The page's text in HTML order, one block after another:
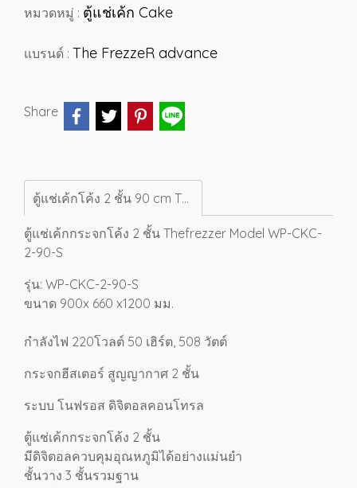
หมวดหมู่ : ตู้แช่เค้ก Cake
แบรนด์ : The FrezzeR advance
Share
ตู้แช่เค้กโค้ง 2 ชั้น 90 cm Thefrezzer Model WP-CKC-2-90-ฆ
ตู้แช่เค้กกระจกโค้ง 2 ชั้น Thefrezzer Model WP-CKC-
2-90-S
รุ่น: WP-CKC-2-90-S
ขนาด 900x 660 x1200 มม.
กำลังไฟ 220โวลต์ 50 เฮิร์ต, 508 วัตต์
กระจกฮีสเตอร์ สูญญากาศ 2 ชั้น
ระบบ โนฟรอส ดิจิตอลคอนโทรล
ตู้แช่เค้กกระจกโค้ง 2 ชั้น
มีดิจิตอลควบคุมอุณหภูมิได้อย่างแม่นยำ
ชั้นวาง 3 ชั้นรวมฐาน